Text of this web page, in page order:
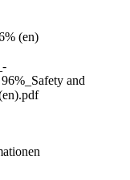
(en)
and